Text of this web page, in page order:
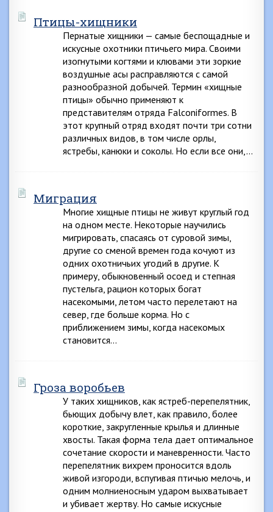
Птицы-хищники
Пернатые хищники — самые беспощадные и
искусные охотники птичьего мира. Своими
изогнутыми когтями и клювами эти зоркие
воздушные асы расправляются с самой
разнообразной добычей. Термин «хищные
птицы» обычно применяют к
представителям отряда Falconiformes. В
этот крупный отряд входят почти три сотни
различных видов, в том числе орлы,
ястребы, канюки и соколы. Но если все они,…
Миграция
Многие хищные птицы не живут круглый год
на одном месте. Некоторые научились
мигрировать, спасаясь от суровой зимы,
другие со сменой времен года кочуют из
одних охотничьих угодий в другие. К
примеру, обыкновенный осоед и степная
пустельга, рацион которых богат
насекомыми, летом часто перелетают на
север, где больше корма. Но с
приближением зимы, когда насекомых
становится…
Гроза воробьев
У таких хищников, как ястреб-перепелятник,
бьющих добычу влет, как правило, более
короткие, закругленные крылья и длинные
хвосты. Такая форма тела дает оптимальное
сочетание скорости и маневренности. Часто
перепелятник вихрем проносится вдоль
живой изгороди, вспугивая птичью мелочь, и
одним молниеносным ударом выхватывает
и убивает жертву. Но самые искусные